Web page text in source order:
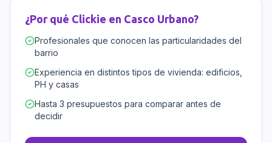
¿Por qué Clickie en Casco Urbano?
Profesionales que conocen las particularidades del
barrio
Experiencia en distintos tipos de vivienda: edificios,
PH y casas
Hasta 3 presupuestos para comparar antes de
decidir